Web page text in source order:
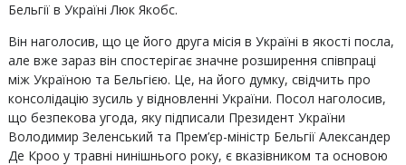
Бельгії в Україні Люк Якобс.
Він наголосив, що це його друга місія в Україні в якості посла,
але вже зараз він спостерігає значне розширення співпраці
між Україною та Бельгією. Це, на його думку, свідчить про
консолідацію зусиль у відновленні України. Посол наголосив,
що безпекова угода, яку підписали Президент України
Володимир Зеленський та Прем’єр-міністр Бельгії Александер
Де Кроо у травні нинішнього року, є вказівником та основою